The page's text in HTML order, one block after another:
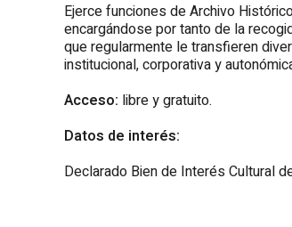
Ejerce funciones de Archivo
encargándose por tanto de la
que regularmente le transfieren
institucional, corporativa y
Acceso: libre y gratuito.
Datos de interés:
Declarado Bien de Interés Cultural